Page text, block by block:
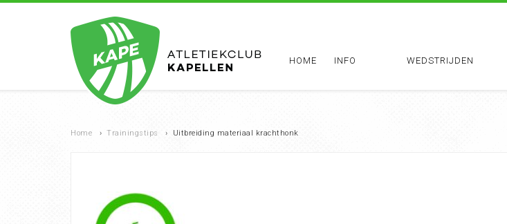
HOME INFO WEDSTRIJDEN
Home › Trainingstips › Uitbreiding materiaal krachthonk